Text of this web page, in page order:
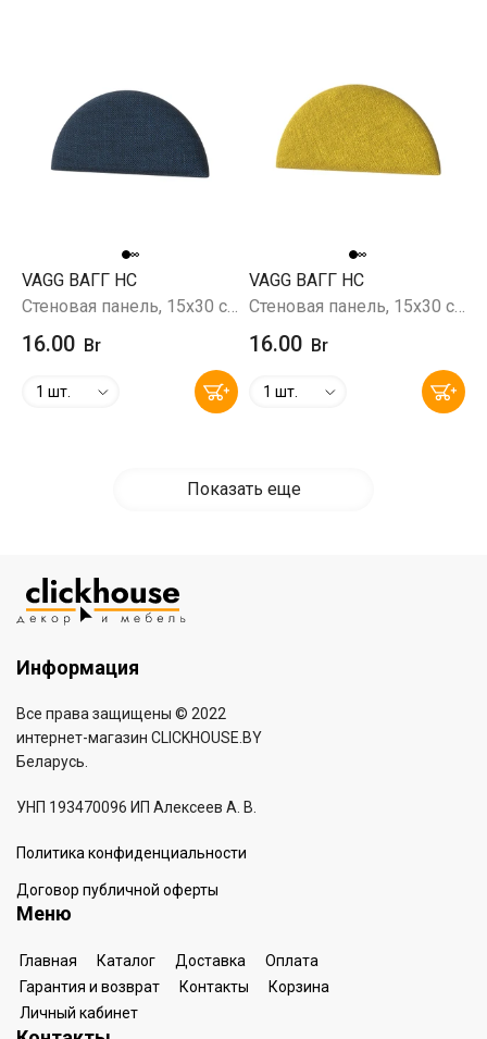
VAGG ВАГГ HC
Стеновая панель, 15х30 см, Savana 80 (темно-синий)
16.00 Br
1 шт.
VAGG ВАГГ HC
Стеновая панель, 15х30 см, желтый
16.00 Br
1 шт.
Показать еще
Информация
Все права защищены © 2022
интернет-магазин CLICKHOUSE.BY
Беларусь.
УНП 193470096 ИП Алексеев А. В.
Политика конфиденциальности
Договор публичной оферты
Меню
Главная Каталог Доставка
Оплата
Гарантия и возврат
Контакты
Корзина
Личный кабинет